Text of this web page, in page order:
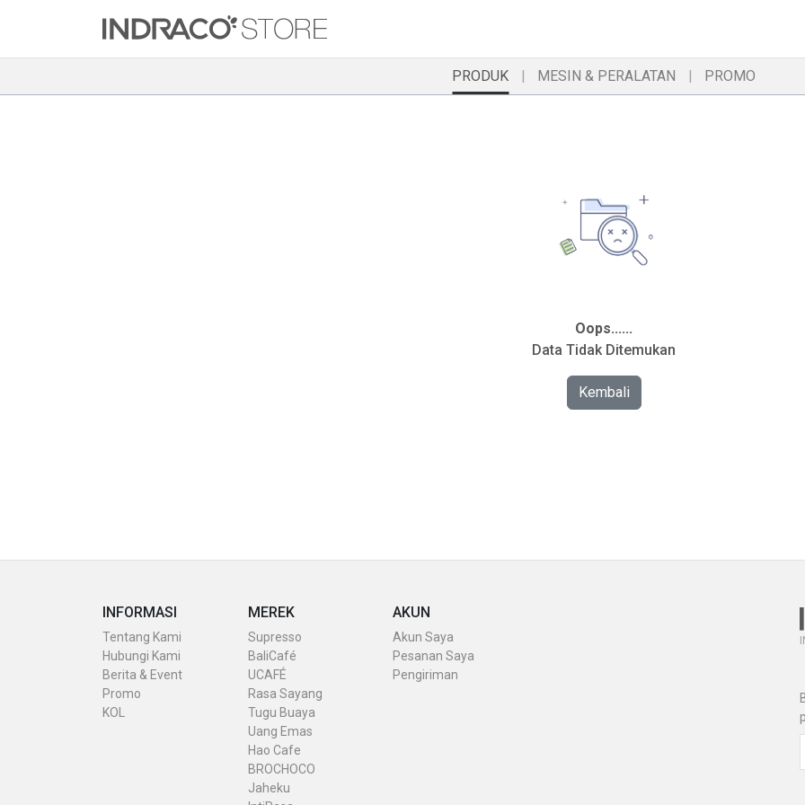
PRODUK MESIN & PERALATAN PROMO
Oops......
Data Tidak Ditemukan
Kembali
INFORMASI
Tentang Kami
Hubungi Kami
Berita & Event
Promo
KOL
MEREK
Supresso
BaliCafé
UCAFÉ
Rasa Sayang
Tugu Buaya
Uang Emas
Hao Cafe
BROCHOCO
Jaheku
AKUN
Akun Saya
Pesanan Saya
Pengiriman